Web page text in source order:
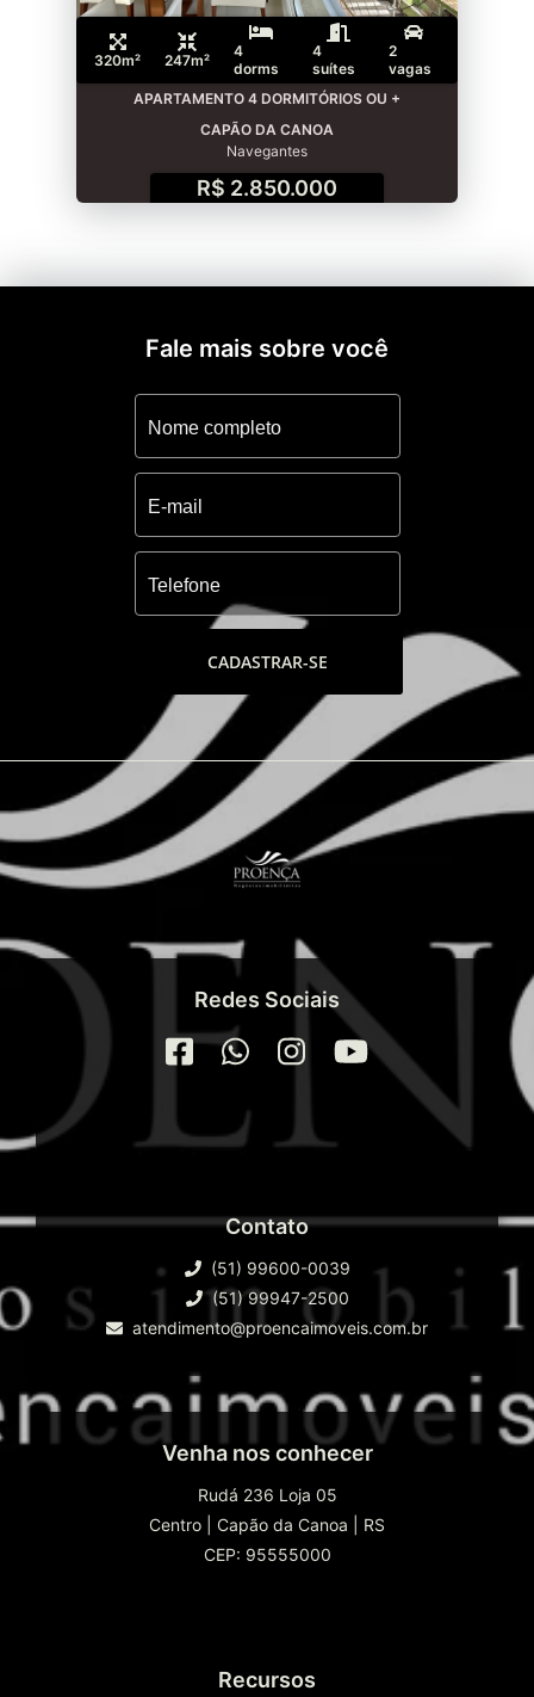
320m² 247m²
4
dorms
4
suítes
2
vagas
APARTAMENTO 4 DORMITÓRIOS OU +
CAPÃO DA CANOA
Navegantes
R$ 2.850.000
Fale mais sobre você
CADASTRAR-SE
Redes Sociais
Contato
(51) 99600-0039
(51) 99947-2500
atendimento@proencaimoveis.com.br
Venha nos conhecer
Rudá 236 Loja 05
Centro
Capão da Canoa
RS
CEP: 95555000
Recursos